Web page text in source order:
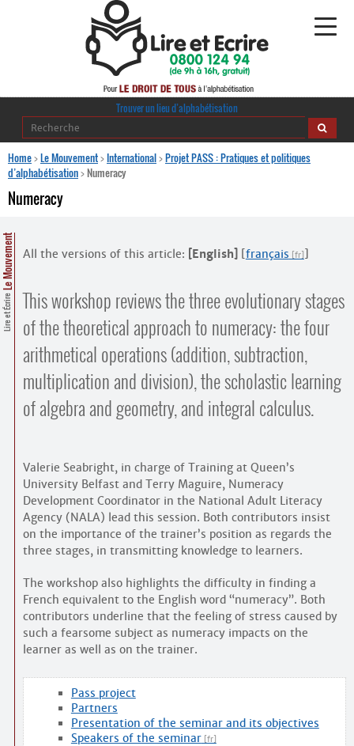
Alphabétisation
Regards croisés
·
Comprendre et parler
Bienvenue en Belgique
Contacts
Trouver un lieu d’alphabétisation
Trouver un lieu d’alphabétisation
Home>Le Mouvement>International>Projet PASS : Pratiques et politiques
d’alphabétisation>Numeracy
Numeracy
Lire et Écrire
Le Mouvement All the versions of this article: [English] [français ]
This workshop reviews the three evolutionary stages
of the theoretical approach to numeracy: the four
arithmetical operations (addition, subtraction,
multiplication and division), the scholastic learning
of algebra and geometry, and integral calculus.
Valerie Seabright, in charge of Training at Queen’s
University Belfast and Terry Maguire, Numeracy
Development Coordinator in the National Adult Literacy
Agency (NALA) lead this session. Both contributors insist
on the importance of the trainer’s position as regards the
three stages, in transmitting knowledge to learners.
The workshop also highlights the difficulty in finding a
French equivalent to the English word “numeracy”. Both
contributors underline that the feeling of stress caused by
such a fearsome subject as numeracy impacts on the
learner as well as on the trainer.
Pass project
Partners
Presentation of the seminar and its objectives
Speakers of the seminar